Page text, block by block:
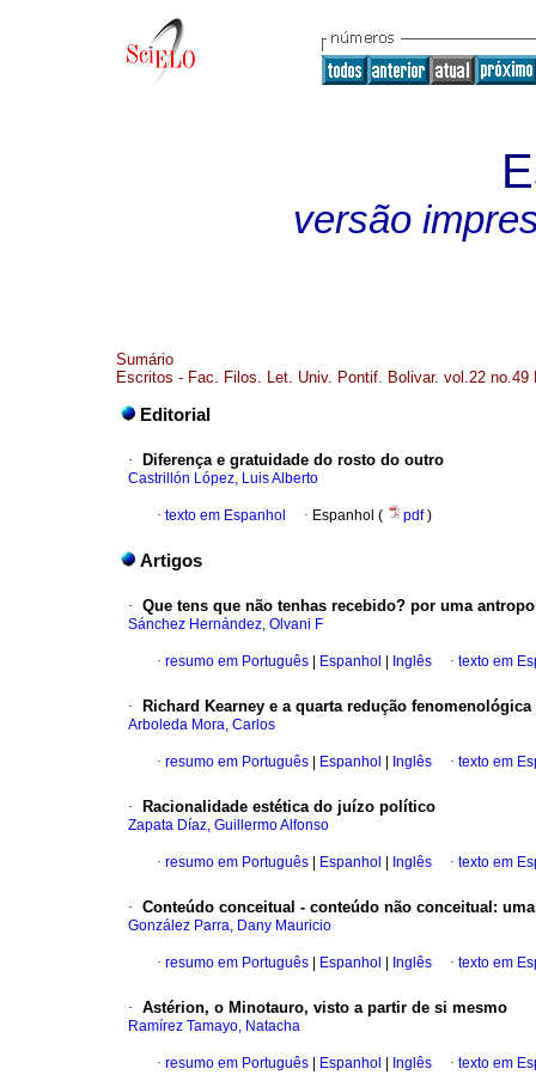
versão
Sumário
Escritos - Fac. Filos. Let. Univ. Pontif. Bolivar. vol.22 no.49
Editorial
· Diferença e gratuidade do rosto do outro
Castrillón López, Luis Alberto
· texto em Espanhol · Espanhol ( pdf)
Artigos
· Que tens que não tenhas recebido? por uma
Sánchez Hernández, Olvani F
· resumo em Português Espanhol Inglês · texto em
· Richard Kearney e a quarta redução fenomenológica
Arboleda Mora, Carlos
· resumo em Português Espanhol Inglês · texto em
· Racionalidade estética do juízo político
Zapata Díaz, Guillermo Alfonso
· resumo em Português Espanhol Inglês · texto em
· Conteúdo conceitual - conteúdo não conceitual :
González Parra, Dany Mauricio
· resumo em Português Espanhol Inglês · texto em
· Astérion, o Minotauro, visto a partir de si mesmo
Ramírez Tamayo, Natacha
· resumo em Português Espanhol Inglês · texto em